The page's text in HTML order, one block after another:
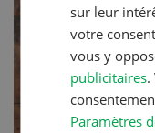
sur leur
votre
vous y
publicitaires.
Paramètres